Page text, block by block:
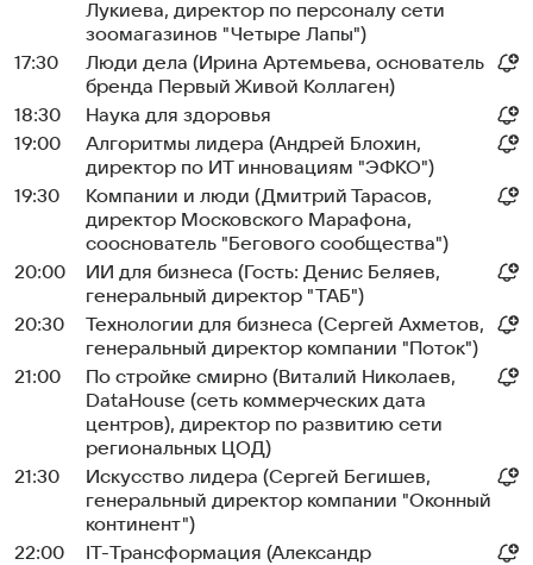
Лукиева, директор по персоналу сети
зоомагазинов "Четыре Лапы")
17:30
Люди дела (Ирина Артемьева, основатель
бренда Первый Живой Коллаген)
18:30
Наука для здоровья
19:00
Алгоритмы лидера (Андрей Блохин,
директор по ИТ инновациям "ЭФКО")
19:30
Компании и люди (Дмитрий Тарасов,
директор Московского Марафона,
сооснователь "Бегового сообщества")
20:00
ИИ для бизнеса (Гость: Денис Беляев,
генеральный директор "ТАБ")
20:30
Технологии для бизнеса (Сергей Ахметов,
генеральный директор компании "Поток")
21:00
По стройке смирно (Виталий Николаев,
DataHouse (сеть коммерческих дата
центров), директор по развитию сети
региональных ЦОД)
21:30
Искусство лидера (Сергей Бегишев,
генеральный директор компании "Оконный
континент")
22:00
IT-Трансформация (Александр